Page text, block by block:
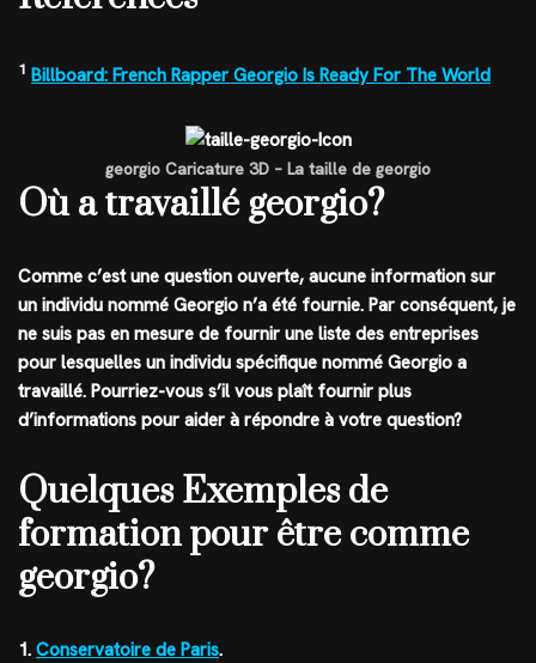
1 Billboard: French Rapper Georgio Is Ready For The World
georgio Caricature 3D – La taille de georgio
Où a travaillé georgio?
Comme c’est une question ouverte, aucune information sur
un individu nommé Georgio n’a été fournie. Par conséquent, je
ne suis pas en mesure de fournir une liste des entreprises
pour lesquelles un individu spécifique nommé Georgio a
travaillé. Pourriez-vous s’il vous plaît fournir plus
d’informations pour aider à répondre à votre question?
Quelques Exemples de
formation pour être comme
georgio?
1. Conservatoire de Paris.